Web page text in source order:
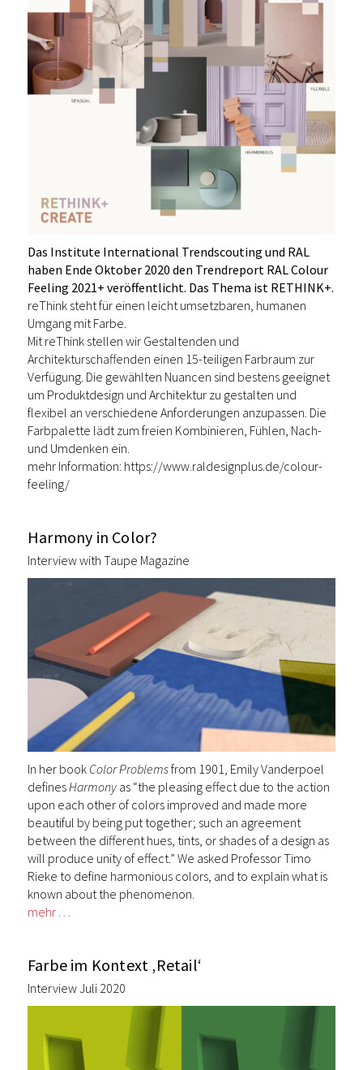
Das Institute International Trendscouting und RAL
haben Ende Oktober 2020 den Trendreport RAL Colour
Feeling 2021+ veröffentlicht. Das Thema ist RETHINK+.
reThink steht für einen leicht umsetzbaren, humanen
Umgang mit Farbe.
Mit reThink stellen wir Gestaltenden und
Architekturschaffenden einen 15-teiligen Farbraum zur
Verfügung. Die gewählten Nuancen sind bestens geeignet
um Produktdesign und Architektur zu gestalten und
flexibel an verschiedene Anforderungen anzupassen. Die
Farbpalette lädt zum freien Kombinieren, Fühlen, Nach-
und Umdenken ein.
mehr Information: https://www.raldesignplus.de/colour-
feeling/
Harmony in Color?
Interview with Taupe Magazine
In her book Color Problemsfrom 1901, Emily Vanderpoel
defines Harmony as “the pleasing effect due to the action
upon each other of colors improved and made more
beautiful by being put together; such an agreement
between the different hues, tints, or shades of a design as
will produce unity of effect.” We asked Professor Timo
Rieke to define harmonious colors, and to explain what is
known about the phenomenon.
mehr …
Farbe im Kontext ‚Retail‘
Interview Juli 2020